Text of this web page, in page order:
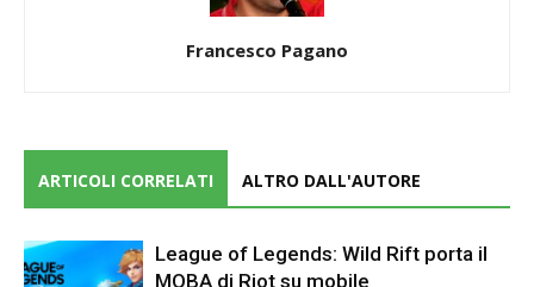
Francesco Pagano
ARTICOLI CORRELATI ALTRO DALL'AUTORE
League of Legends: Wild Rift porta il
MOBA di Riot su mobile